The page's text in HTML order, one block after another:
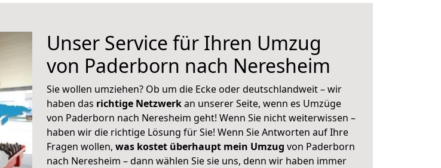
Unser Service für Ihren Umzug
von Paderborn nach Neresheim
Sie wollen umziehen? Ob um die Ecke oder deutschlandweit – wir
haben das richtige Netzwerkan unserer Seite, wenn es Umzüge
von Paderborn nach Neresheim geht! Wenn Sie nicht weiterwissen –
haben wir die richtige Lösung für Sie! Wenn Sie Antworten auf Ihre
Fragen wollen, was kostet überhaupt mein Umzug von Paderborn
nach Neresheim – dann wählen Sie sie uns, denn wir haben immer